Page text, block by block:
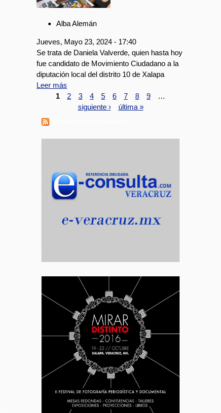
Alba Alemán
Jueves, Mayo 23, 2024 - 17:40
Se trata de Daniela Valverde, quien hasta hoy
fue candidato de Movimiento Ciudadano a la
diputación local del distrito 10 de Xalapa
Leer más
1
2 3 4 5 6 7 8 9
…
siguiente ›
última »